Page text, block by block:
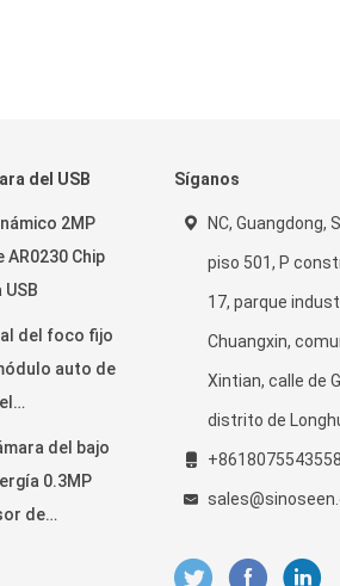
del USB
2MP
AR0230 Chip
del foco fijo
auto de
del bajo
0.3MP
de
Síganos
NC, Guangdong,
piso 501, P
17, parque
Chuangxin,
Xintian, calle de
distrito de
+8618075543558